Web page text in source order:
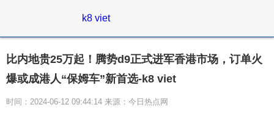
k8 viet
比内地贵25万起！腾势d9正式进军香港市场，订单火
爆或成港人“保姆车”新首选-k8 viet
时间：2024-06-12 09:44:14 来源：今日热点网